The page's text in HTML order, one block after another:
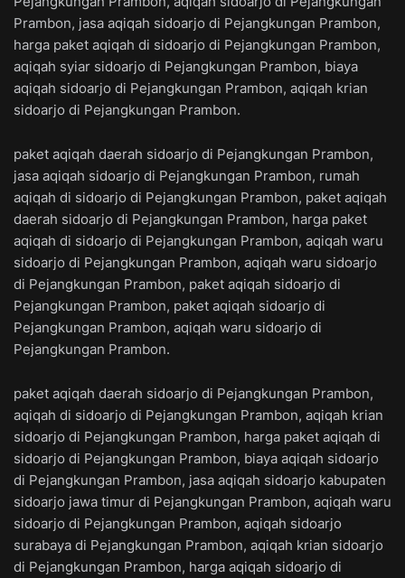
Prambon, jasa aqiqah sidoarjo di Pejangkungan Prambon,
harga paket aqiqah di sidoarjo di Pejangkungan Prambon,
aqiqah syiar sidoarjo di Pejangkungan Prambon, biaya
aqiqah sidoarjo di Pejangkungan Prambon, aqiqah krian
sidoarjo di Pejangkungan Prambon.
paket aqiqah daerah sidoarjo di Pejangkungan Prambon,
jasa aqiqah sidoarjo di Pejangkungan Prambon, rumah
aqiqah di sidoarjo di Pejangkungan Prambon, paket aqiqah
daerah sidoarjo di Pejangkungan Prambon, harga paket
aqiqah di sidoarjo di Pejangkungan Prambon, aqiqah waru
sidoarjo di Pejangkungan Prambon, aqiqah waru sidoarjo
di Pejangkungan Prambon, paket aqiqah sidoarjo di
Pejangkungan Prambon, paket aqiqah sidoarjo di
Pejangkungan Prambon, aqiqah waru sidoarjo di
Pejangkungan Prambon.
paket aqiqah daerah sidoarjo di Pejangkungan Prambon,
aqiqah di sidoarjo di Pejangkungan Prambon, aqiqah krian
sidoarjo di Pejangkungan Prambon, harga paket aqiqah di
sidoarjo di Pejangkungan Prambon, biaya aqiqah sidoarjo
di Pejangkungan Prambon, jasa aqiqah sidoarjo kabupaten
sidoarjo jawa timur di Pejangkungan Prambon, aqiqah waru
sidoarjo di Pejangkungan Prambon, aqiqah sidoarjo
surabaya di Pejangkungan Prambon, aqiqah krian sidoarjo
di Pejangkungan Prambon, harga aqiqah sidoarjo di